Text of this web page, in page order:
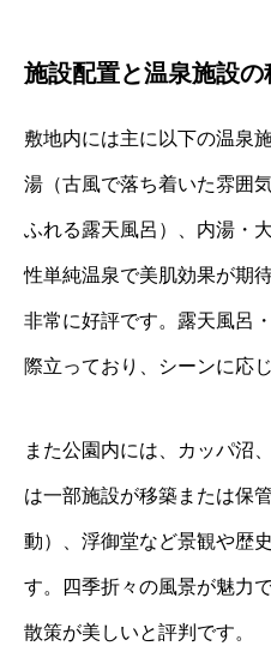
施設配置と温泉施設の
敷地内には主に以下の温泉
湯（古風で落ち着いた雰囲
ふれる露天風呂）、内湯・
性単純温泉で美肌効果が期
非常に好評です。露天風呂
際立っており、シーンに応
また公園内には、カッパ沼
は一部施設が移築または保
動）、浮御堂など景観や歴
す。四季折々の風景が魅力
散策が美しいと評判です。